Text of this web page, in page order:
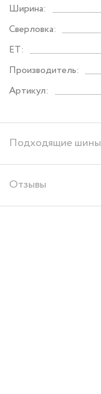
Подходящие шины
Отзывы
Ширина:
Сверловка:
ET:
Производитель:
Артикул: